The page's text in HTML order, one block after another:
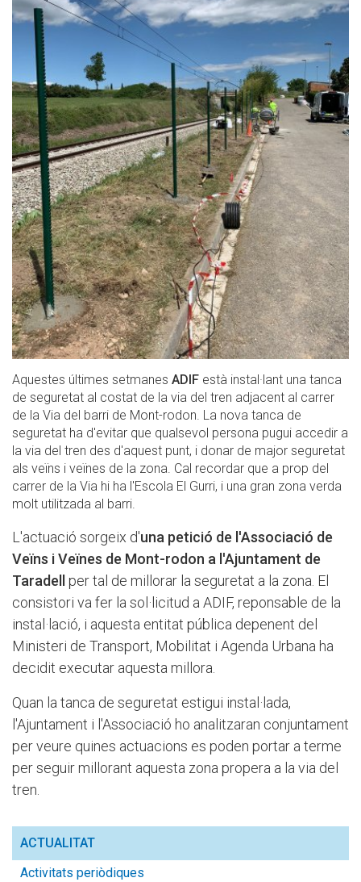
Aquestes últimes setmanes ADIF està instal·lant una tanca
de seguretat al costat de la via del tren adjacent al carrer
de la Via del barri de Mont-rodon. La nova tanca de
seguretat ha d'evitar que qualsevol persona pugui accedir a
la via del tren des d'aquest punt, i donar de major seguretat
als veïns i veïnes de la zona. Cal recordar que a prop del
carrer de la Via hi ha l'Escola El Gurri, i una gran zona verda
molt utilitzada al barri.
L'actuació sorgeix d'una petició de l'Associació de
Veïns i Veïnes de Mont-rodon a l'Ajuntament de
Taradell
per tal de millorar la seguretat a la zona. El
consistori va fer la sol·licitud a ADIF, reponsable de la
instal·lació, i aquesta entitat pública depenent del
Ministeri de Transport, Mobilitat i Agenda Urbana ha
decidit executar aquesta millora.
Quan la tanca de seguretat estigui instal·lada,
l'Ajuntament i l'Associació ho analitzaran conjuntament
per veure quines actuacions es poden portar a terme
per seguir millorant aquesta zona propera a la via del
tren.
ACTUALITAT
Activitats periòdiques